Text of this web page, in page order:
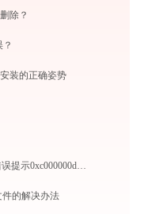
除？
装的正确姿势
WPS Office错误报告 transerr.exe运行错误提示0xc000000d的解决办法
件的解决办法